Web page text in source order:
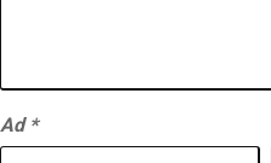
Ad *